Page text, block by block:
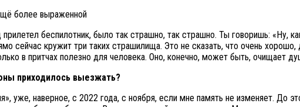
беспилотник, было так страшно, так страшно. Ты говоришь: «Ну,
сейчас кружит три таких страшилища. Это не сказать, что очень хорошо,
в притчах полезно для человека. Оно, конечно, может быть, очищает
приходилось выезжать?
уже, наверное, с 2022 года, с ноября, если мне память не изменяет. До